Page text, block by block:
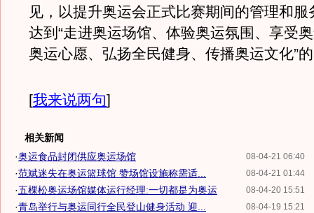
见，以提升奥运会正式比赛期间的管理和服
达到“走进奥运场馆、体验奥运氛围、享受
奥运心愿、弘扬全民健身、传播奥运文化”
[我来说两句]
相关新闻
08-04-21 06:40
·奥运食品封闭供应奥运场馆
08-04-21 01:44
·范斌迷失在奥运篮球馆 赞场馆设施称需适...
08-04-20 15:51
·五棵松奥运场馆媒体运行经理:一切都是为奥运
08-04-19 15:21
·青岛举行与奥运同行全民登山健身活动 迎...